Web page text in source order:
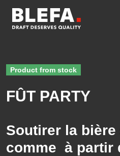
Product from stock
FÛT PARTY
Soutirer la bière
comme à partir